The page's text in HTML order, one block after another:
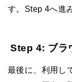
す。Step 4へ進
Step 4: ブラ
最後に、利用し